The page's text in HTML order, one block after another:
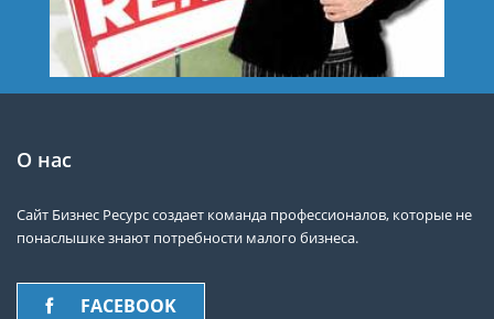
О нас
Сайт Бизнес Ресурс создает команда профессионалов, которые не
понаслышке знают потребности малого бизнеса.
FACEBOOK